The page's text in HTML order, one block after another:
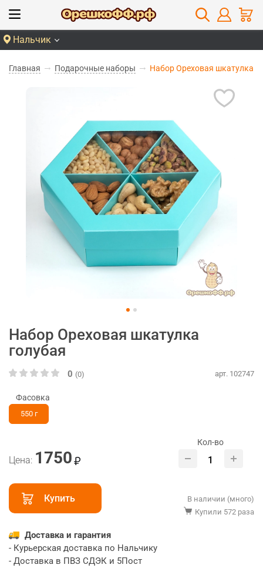
Нальчик
Главная Подарочные наборы Набор Ореховая шкатулка
Набор Ореховая шкатулка
голубая
0 (0) арт. 102747
Фасовка
550 г
Цена: 1750
Кол-во
Купить
В наличии (много)
Купили 572 раза
Доставка и гарантия
- Курьерская доставка по Нальчику
- Доставка в ПВЗ СДЭК и 5Пост